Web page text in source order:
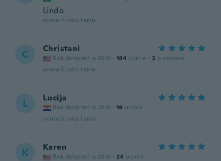
Lindo
około 4 roku temu
C Christani
Rok dołączenia 2018 · 184 opinie · 2 przesłane
około 5 roku temu
L Lucija
Rok dołączenia 2019 · 19 opinie
około 5 roku temu
K Karen
Rok dołączenia 2016 · 24 opinie